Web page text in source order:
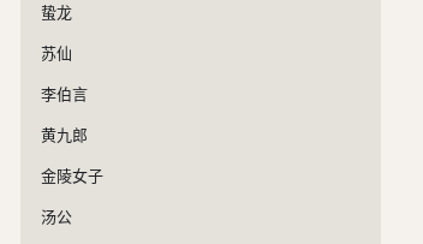
蛰龙
苏仙
李伯言
黄九郎
金陵女子
汤公